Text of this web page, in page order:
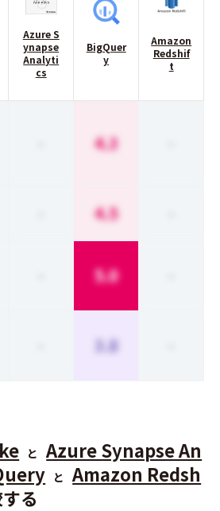
Azure S
ynapse
Analyti
cs
BigQuer
y
Amazon
Redshif
t
4.3
4.5
5.0
3.8
と
Azure Synapse An
と
Amazon Redsh
る